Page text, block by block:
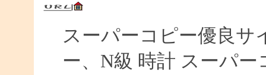
スーパーコピー優良サ
ー、N級 時計 スーパ